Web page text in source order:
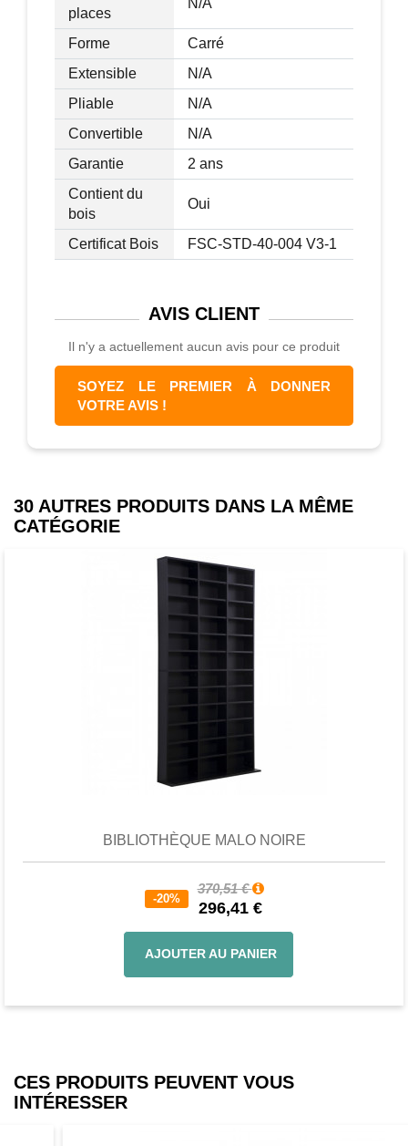
places
Forme
Carré
Extensible
N/A
Pliable
N/A
Convertible
N/A
Garantie
2 ans
Contient du
bois
Oui
Certificat Bois FSC-STD-40-004 V3-1
AVIS CLIENT
Il n'y a actuellement aucun avis pour ce produit
SOYEZ LE PREMIER À DONNER
VOTRE AVIS !
30 AUTRES PRODUITS DANS LA MÊME
CATÉGORIE
BIBLIOTHÈQUE MALO NOIRE
-20%
370,51 €
296,41 €
AJOUTER AU PANIER
Favori
CES PRODUITS PEUVENT VOUS
INTÉRESSER